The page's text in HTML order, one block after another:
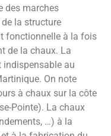
des marches
la structure
fonctionnelle à la fois
de la chaux. La
au
On note
à chaux sur la côte
Pointe). La chaux
…) à la